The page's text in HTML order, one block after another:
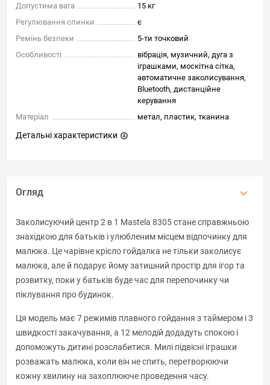
Допустима вага
15 кг
Регулювання спинки
є
Ремінь безпеки
5-ти точковий
Особливості
вібрація, музичний, дуга з
іграшками, москітна сітка,
автоматичне заколисування,
Bluetooth, дистанційне
керування
Матеріал
метал, пластик, тканина
Детальні характеристики
Огляд
Заколисуючий центр 2 в 1 Mastela 8305 стане справжньою
знахідкою для батьків і улюбленим місцем відпочинку для
малюка. Це чарівне крісло гойдалка не тільки заколисує
малюка, але й подарує йому затишний простір для ігор та
розвитку, поки у батьків буде час для перепочинку чи
піклування про будинок.
Ця модель має 7 режимів плавного гойдання з таймером і 3
швидкості закачування, а 12 мелодій додадуть спокою і
допоможуть дитині розслабитися. Милі підвісні іграшки
розважать малюка, коли він не спить, перетворюючи
кожну хвилину на захоплююче проведення часу.